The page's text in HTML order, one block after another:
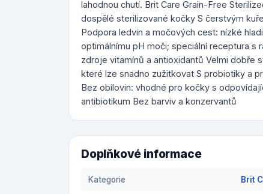
lahodnou chutí. Brit Care Grain-Free
dospělé sterilizované kočky S čerstvým
Podpora ledvin a močových cest: nízké
optimálnímu pH moči; speciální receptura s
zdroje vitamínů a antioxidantů Velmi dobře
které lze snadno zužitkovat S probiotiky a
Bez obilovin: vhodné pro kočky s
antibiotikum Bez barviv a konzervantů
Doplňkové informace
Kategorie Brit